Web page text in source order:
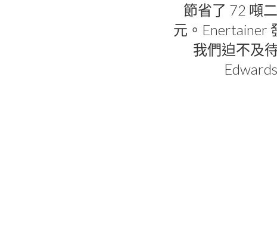
節省了 72 噸
元。Enertainer
我們迫不及